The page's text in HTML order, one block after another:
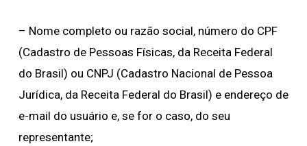
– Nome completo ou razão social, número do CPF
(Cadastro de Pessoas Físicas, da Receita Federal
do Brasil) ou CNPJ (Cadastro Nacional de Pessoa
Jurídica, da Receita Federal do Brasil) e endereço de
e-mail do usuário e, se for o caso, do seu
representante;